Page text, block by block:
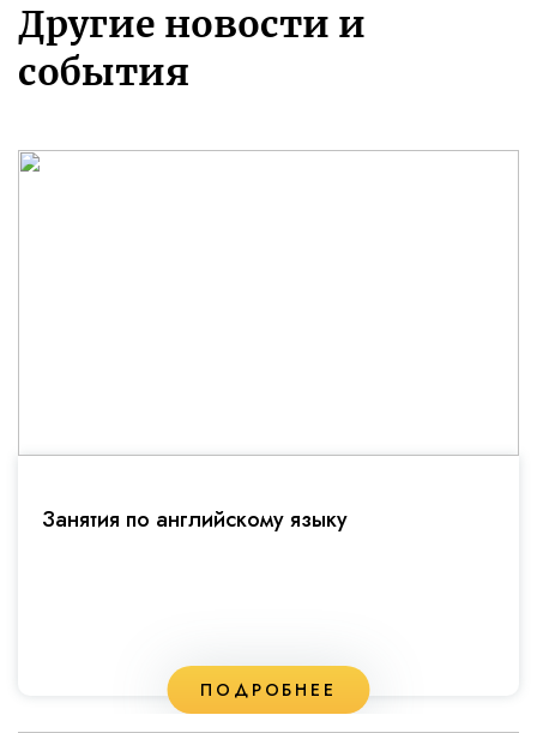
Другие новости и
события
Занятия по английскому языку
ПОДРОБНЕЕ